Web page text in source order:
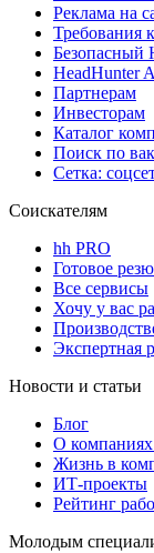
Реклама на
Требования
Безопасный
HeadHunter
Партнерам
Инвесторам
Каталог
Поиск по
Сетка:
Соискателям
hh PRO
Готовое
Все сервисы
Хочу у вас
Экспертная
Новости и статьи
Блог
О
Жизнь в
ИТ-проекты
Рейтинг
Молодым